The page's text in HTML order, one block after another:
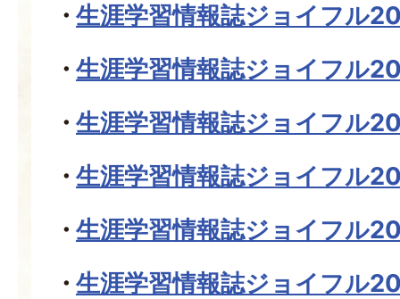
生涯学習情報誌ジョイフル
生涯学習情報誌ジョイフル
生涯学習情報誌ジョイフル
生涯学習情報誌ジョイフル
生涯学習情報誌ジョイフル
生涯学習情報誌ジョイフル